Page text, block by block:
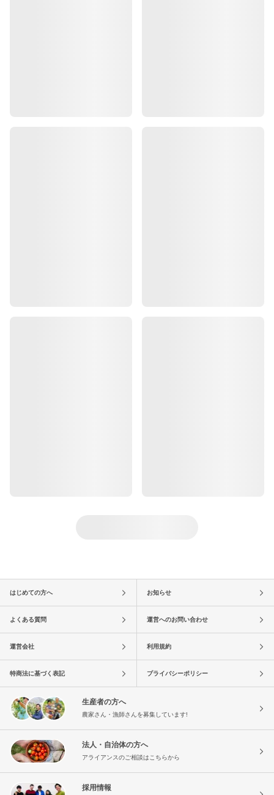
はじめての方へ お知らせ
よくある質問 運営へのお問い合わせ
運営会社 利用規約
特商法に基づく表記 プライバシーポリシー
生産者の方へ
農家さん・漁師さんを募集しています!
法人・自治体の方へ
アライアンスのご相談はこちらから
採用情報